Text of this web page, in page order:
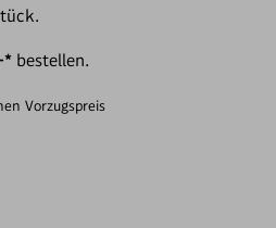
bestellen.
Vorzugspreis